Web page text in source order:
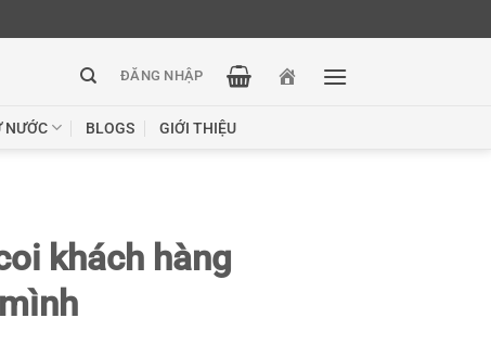
ĐĂNG NHẬP
NƯỚC BLOGS GIỚI THIỆU
khách hàng